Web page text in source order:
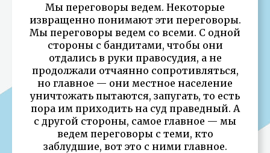
Мы переговоры ведем. Некоторые
извращенно понимают эти переговоры.
Мы переговоры ведем со всеми. С одной
стороны с бандитами, чтобы они
отдались в руки правосудия, а не
продолжали отчаянно сопротивляться,
но главное — они местное население
уничтожать пытаются, запугать, то есть
пора им приходить на суд праведный. А
с другой стороны, самое главное — мы
ведем переговоры с теми, кто
заблудшие, вот это с ними главное.